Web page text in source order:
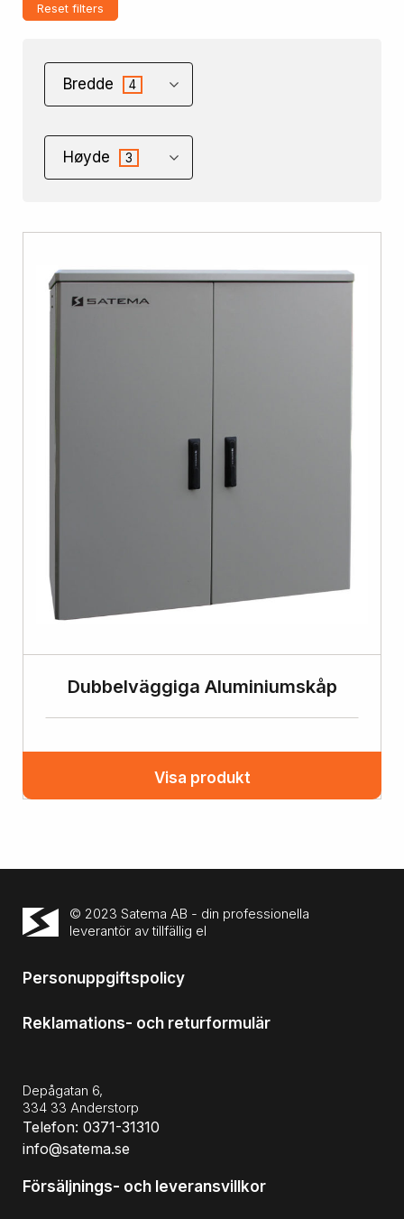
Reset filters
Bredde 4
Høyde 3
Dubbelväggiga Aluminiumskåp
Visa produkt
© 2023 Satema AB - din professionella
leverantör av tillfällig el
Personuppgiftspolicy
Reklamations- och returformulär
Depågatan 6,
334 33 Anderstorp
Telefon: 0371-31310
info@satema.se
Försäljnings- och leveransvillkor